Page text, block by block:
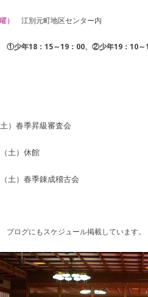
） 江別元町地区センター内
少年18：15～19：00、②少年19：10
）春季昇級審査会
土）休館
土）春季錬成稽古会
ログにもスケジュール掲載しています。